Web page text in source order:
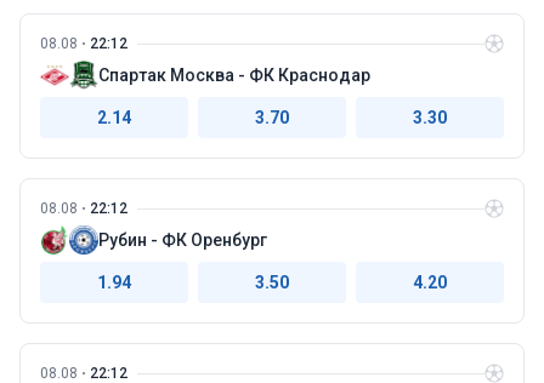
08.08 22:12
Спартак Москва - ФК Краснодар
2.14 3.70 3.30
08.08 22:12
Рубин - ФК Оренбург
1.94 3.50 4.20
08.08 22:12